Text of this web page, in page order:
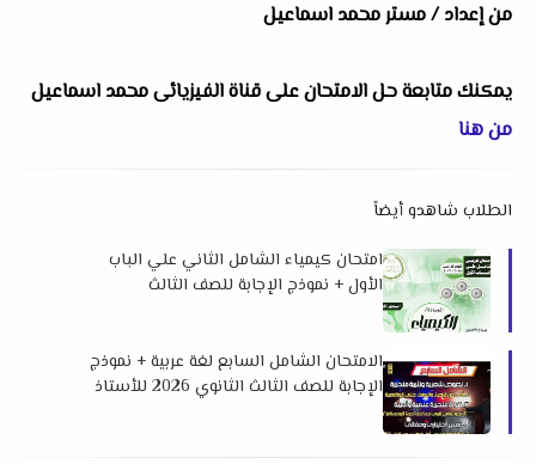
من إعداد / مستر محمد اسماعيل
يمكنك متابعة حل الامتحان على قناة الفيزيائى محمد اسماعيل
من هنا
الطلاب شاهدو أيضاً
امتحان كيمياء الشامل الثاني علي الباب
الأول + نموذج الإجابة للصف الثالث
الامتحان الشامل السابع لغة عربية + نموذج
الإجابة للصف الثالث الثانوي 2026 للأستاذ